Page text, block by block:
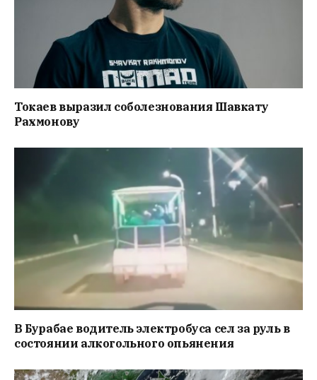
Токаев выразил соболезнования Шавкату
Рахмонову
В Бурабае водитель электробуса сел за руль в
состоянии алкогольного опьянения